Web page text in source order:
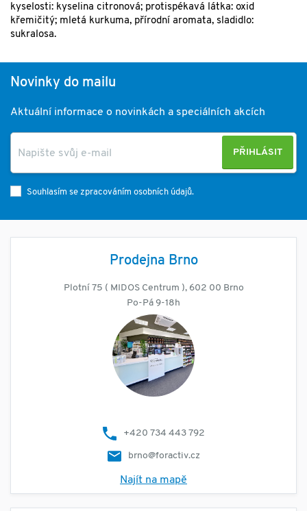
kyselosti: kyselina citronová; protispékavá látka: oxid
křemičitý; mletá kurkuma, přírodní aromata, sladidlo:
sukralosa.
Novinky do mailu
Aktuální informace o novinkách a speciálních akcích
PŘIHLÁSIT
Souhlasím se zpracováním osobních údajů.
Prodejna Brno
Plotní 75 ( MIDOS Centrum ), 602 00 Brno
Po-Pá 9-18h
+420 734 443 792
brno@foractiv.cz
Najít na mapě